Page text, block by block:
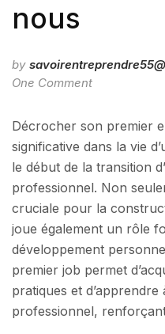
nous
by
One Comment
Décrocher son premier
significative dans la vie
le début de la transition
professionnel. Non
cruciale pour la
joue également un rôle
développement
premier job permet
pratiques et
professionnel,